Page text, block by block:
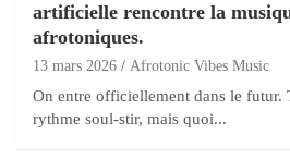
artificielle rencontre la
afrotoniques.
13 mars 2026 Afrotonic Vibes Music
On entre officiellement dans le futur.
rythme soul-stir, mais quoi...